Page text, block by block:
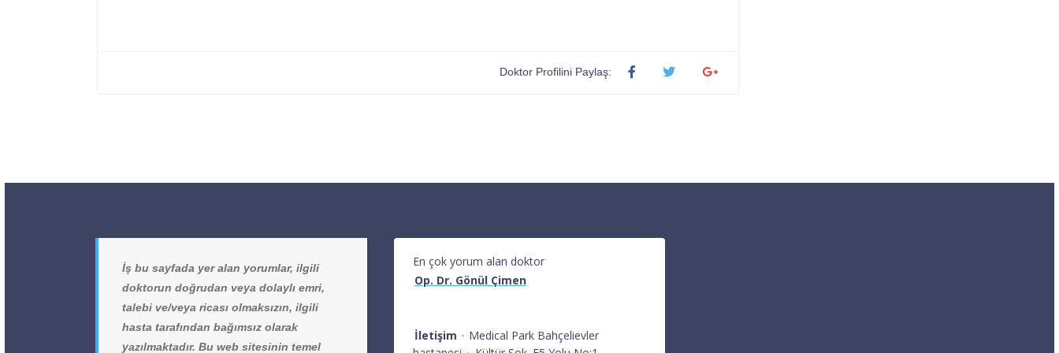
Doktor Profilini Paylaş:
İş bu sayfada yer alan yorumlar, ilgili
doktorun doğrudan veya dolaylı emri,
talebi ve/veya ricası olmaksızın, ilgili
hasta tarafından bağımsız olarak
yazılmaktadır. Bu web sitesinin temel
En çok yorum alan doktor
Op. Dr. Gönül Çimen
İletişim · Medical Park Bahçelievler